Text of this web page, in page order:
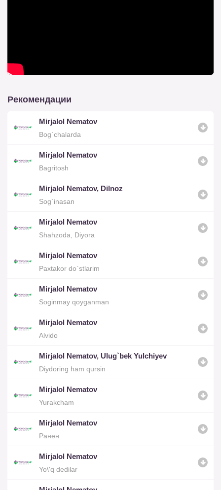
Рекомендации
Mirjalol Nematov
Bog`chalarda
Mirjalol Nematov
Bagritosh
Mirjalol Nematov, Dilnoz
Sog`inasan
Mirjalol Nematov
Shahzoda, Diyora
Mirjalol Nematov
Paxtakor do`stlarim
Mirjalol Nematov
Soginmay qoyganman
Mirjalol Nematov
Alvido
Mirjalol Nematov, Ulug`bek Yulchiyev
Diydoring ham qursin
Mirjalol Nematov
Yurakcham
Mirjalol Nematov
Ранен
Mirjalol Nematov
Yo\'q dedilar